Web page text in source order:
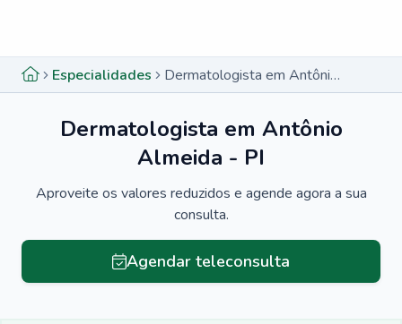
Especialidades Dermatologista em Antônio Almeida - PI
Dermatologista em Antônio
Almeida - PI
Aproveite os valores reduzidos e agende agora a sua
consulta.
Agendar teleconsulta